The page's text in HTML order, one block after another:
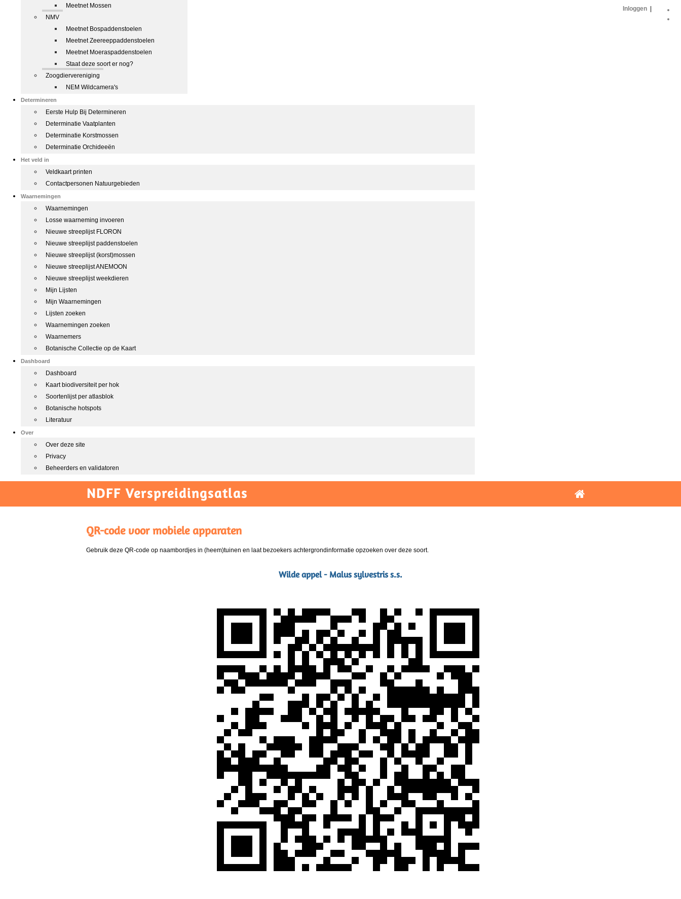
Meetnet Mossen
NMV
Meetnet Bospaddenstoelen
Meetnet Zeereeppaddenstoelen
Meetnet Moeraspaddenstoelen
Staat deze soort er nog?
Zoogdiervereniging
NEM Wildcamera's
Determineren
Eerste Hulp Bij Determineren
Determinatie Vaatplanten
Determinatie Korstmossen
Determinatie Orchideeën
Het veld in
Veldkaart printen
Contactpersonen Natuurgebieden
Waarnemingen
Waarnemingen
Losse waarneming invoeren
Nieuwe streeplijst FLORON
Nieuwe streeplijst paddenstoelen
Nieuwe streeplijst (korst)mossen
Nieuwe streeplijst ANEMOON
Nieuwe streeplijst weekdieren
Mijn Lijsten
Mijn Waarnemingen
Lijsten zoeken
Waarnemingen zoeken
Waarnemers
Botanische Collectie op de Kaart
Dashboard
Dashboard
Kaart biodiversiteit per hok
Soortenlijst per atlasblok
Botanische hotspots
Literatuur
Over
Over deze site
Privacy
Beheerders en validatoren
Inloggen
NDFF Verspreidingsatlas
QR-code voor mobiele apparaten
Gebruik deze QR-code op naambordjes in (heem)tuinen en laat bezoekers achtergrondinformatie opzoeken over deze soort.
Wilde appel - Malus sylvestris s.s.